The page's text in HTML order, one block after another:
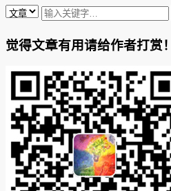
觉得文章有用请给作者打赏！